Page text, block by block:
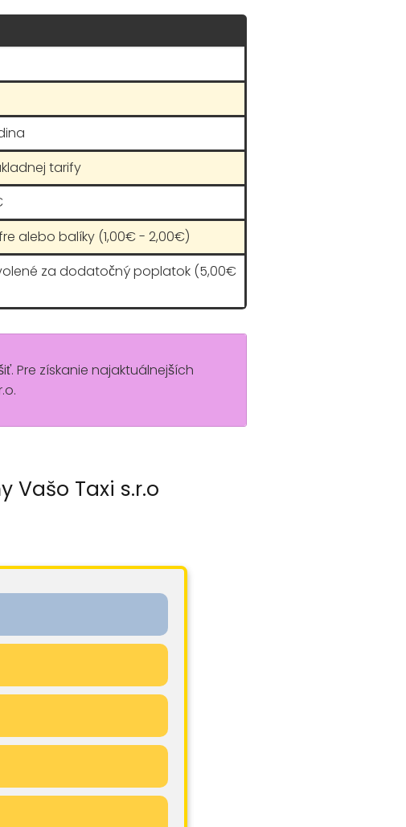
tarify
alebo balíky (1,00€ - 2,00€)
za dodatočný poplatok (5,00€
Pre získanie najaktuálnejších
Taxi s.r.o